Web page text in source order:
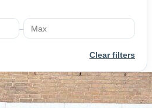
–
Clear filters